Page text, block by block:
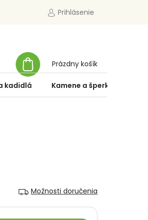
Prihlásenie
KOŠÍK
Prázdny košík
kadidlá Kamene a šperky
Možnosti doručenia